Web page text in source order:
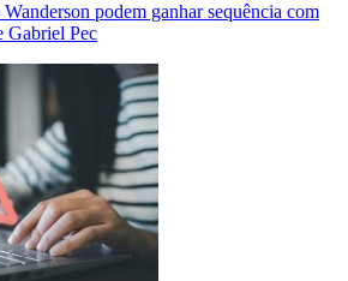
podem ganhar sequência com
Gabriel Pec